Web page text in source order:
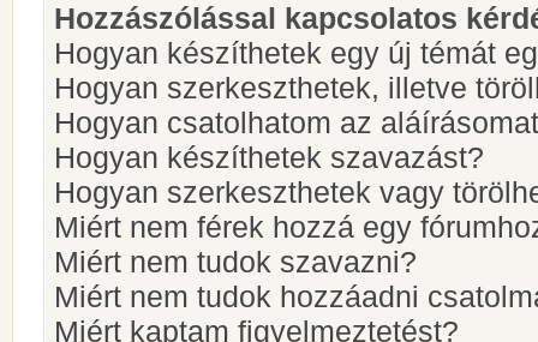
Hozzászólással kapcsolatos
Hogyan készíthetek egy új témát
Hogyan szerkeszthetek, illetve
Hogyan csatolhatom az
Hogyan készíthetek szavazást?
Hogyan szerkeszthetek vagy
Miért nem férek hozzá egy
Miért nem tudok szavazni?
Miért nem tudok hozzáadni
Miért kaptam figyelmeztetést?